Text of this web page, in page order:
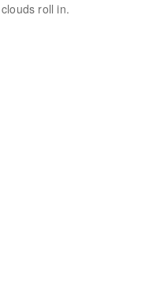
roll in.